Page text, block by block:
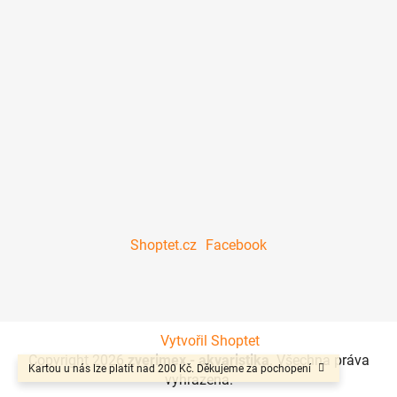
Kartou u nás lze platit nad 200 Kč. Děkujeme za pochopení
Shoptet.cz Facebook
Vytvořil Shoptet
Copyright 2026zverimex - akvaristika. Všechna práva
vyhrazena.